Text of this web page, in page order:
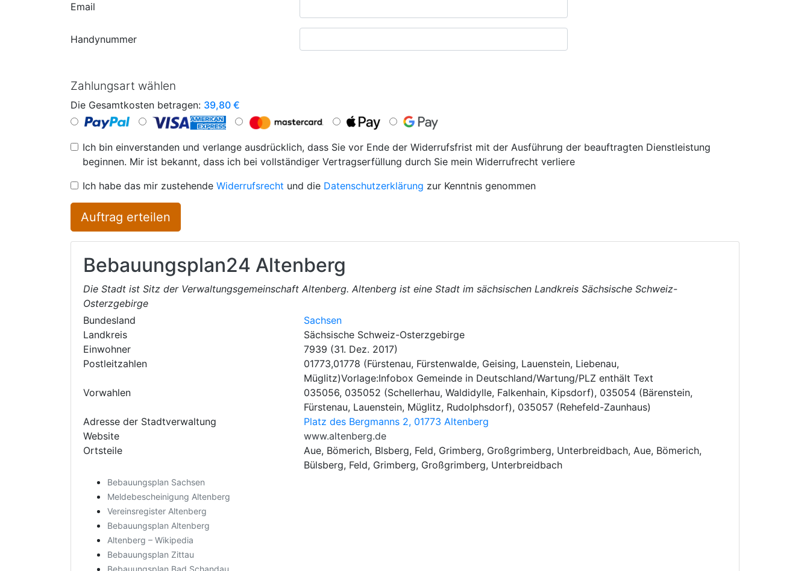
Email
Handynummer
Zahlungsart wählen
Die Gesamtkosten betragen: 39,80 €
Ich bin einverstanden und verlange ausdrücklich, dass Sie vor Ende der Widerrufsfrist mit der Ausführung der beauftragten Dienstleistung
beginnen. Mir ist bekannt, dass ich bei vollständiger Vertragserfüllung durch Sie mein Widerrufrecht verliere
Ich habe das mir zustehende Widerrufsrecht und die Datenschutzerklärung zur Kenntnis genommen
Auftrag erteilen
Bebauungsplan24 Altenberg
Die Stadt ist Sitz der Verwaltungsgemeinschaft Altenberg. Altenberg ist eine Stadt im sächsischen Landkreis Sächsische Schweiz-
Osterzgebirge
Bundesland
Sachsen
Landkreis
Sächsische Schweiz-Osterzgebirge
Einwohner
7939 (31. Dez. 2017)
Postleitzahlen
01773,01778 (Fürstenau, Fürstenwalde, Geising, Lauenstein, Liebenau,
Müglitz)Vorlage:Infobox Gemeinde in Deutschland/Wartung/PLZ enthält Text
Vorwahlen
035056, 035052 (Schellerhau, Waldidylle, Falkenhain, Kipsdorf), 035054 (Bärenstein,
Fürstenau, Lauenstein, Müglitz, Rudolphsdorf), 035057 (Rehefeld-Zaunhaus)
Adresse der Stadtverwaltung
Platz des Bergmanns 2, 01773 Altenberg
Website
www.altenberg.de
Ortsteile
Aue, Bömerich, Blsberg, Feld, Grimberg, Großgrimberg, Unterbreidbach, Aue, Bömerich,
Bülsberg, Feld, Grimberg, Großgrimberg, Unterbreidbach
Bebauungsplan Sachsen
Meldebescheinigung Altenberg
Vereinsregister Altenberg
Bebauungsplan Altenberg
Altenberg – Wikipedia
Bebauungsplan Zittau
Bebauungsplan Bad Schandau